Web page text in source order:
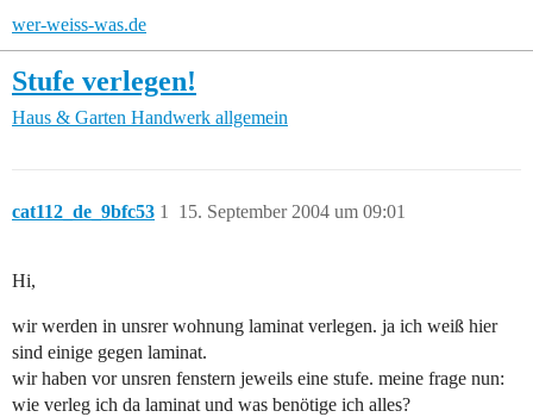
wer-weiss-was.de
Stufe verlegen!
Haus & Garten Handwerk allgemein
cat112_de_9bfc53 15. September 2004 um 09:01
1
Hi,
wir werden in unsrer wohnung laminat verlegen. ja ich weiß hier
sind einige gegen laminat.
wir haben vor unsren fenstern jeweils eine stufe. meine frage nun:
wie verleg ich da laminat und was benötige ich alles?